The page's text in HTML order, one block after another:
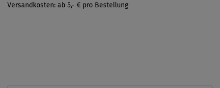
Versandkosten: ab 5,- € pro Bestellung